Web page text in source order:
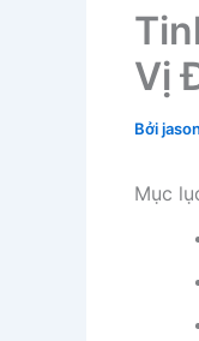
Vị
Bởi
Mục